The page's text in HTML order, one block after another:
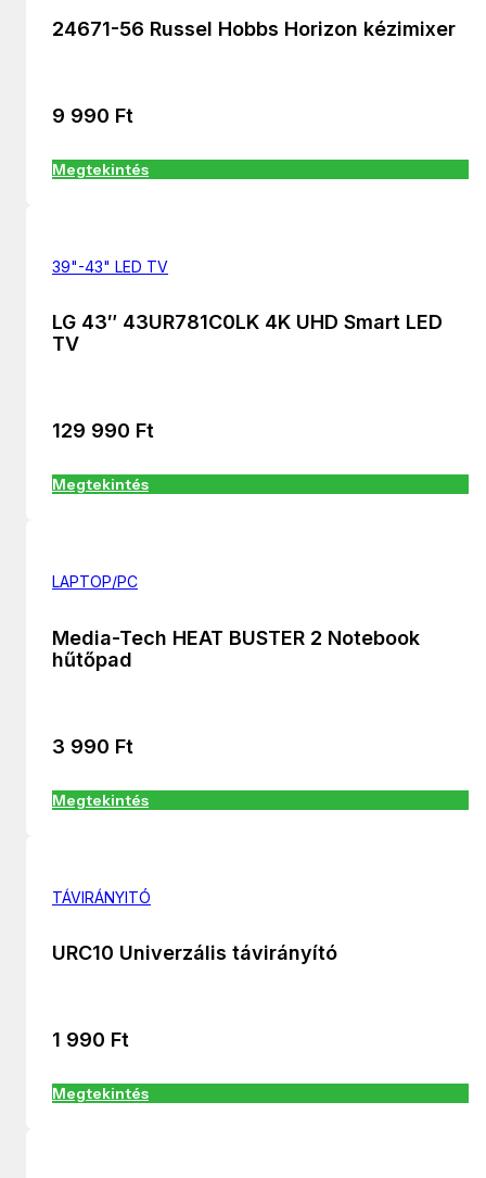
24671-56 Russel Hobbs Horizon kézimixer
9 990 Ft
Megtekintés
39"-43" LED TV
LG 43″ 43UR781C0LK 4K UHD Smart LED
TV
129 990 Ft
Megtekintés
LAPTOP/PC
Media-Tech HEAT BUSTER 2 Notebook
hűtőpad
3 990 Ft
Megtekintés
TÁVIRÁNYITÓ
URC10 Univerzális távirányító
1 990 Ft
Megtekintés